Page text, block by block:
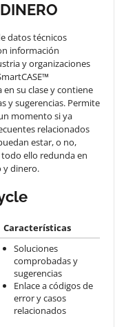
datos técnicos
información
y organizaciones
su clase y contiene
y sugerencias. Permite
momento si ya
relacionados
estar, o no,
ello redunda en
y dinero.
Características
Soluciones
comprobadas y
sugerencias
Enlace a códigos de
error y casos
relacionados